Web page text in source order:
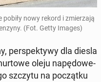
pobiły nowy rekord i zmie­rza­ją
(Fot. Getty Images)
per­spek­ty­wy dla diesla
oleju na­pę­do­we­
szczytu na po­cząt­ku